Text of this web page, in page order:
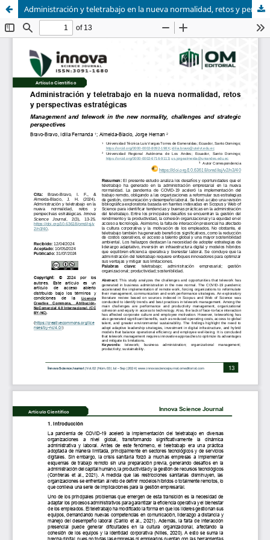
Administración y teletrabajo en la nueva normalidad, retos y perspectivas estratégicas